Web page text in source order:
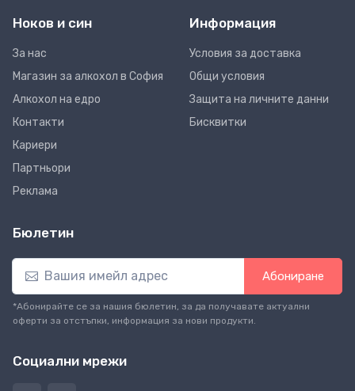
Ноков и син
За нас
Магазин за алкохол в София
Алкохол на едро
Контакти
Кариери
Партньори
Реклама
Информация
Условия за доставка
Общи условия
Защита на личните данни
Бисквитки
Бюлетин
Абониране
*Абонирайте се за нашия бюлетин, за да получавате актуални
оферти за отстъпки, информация за нови продукти.
Социални мрежи